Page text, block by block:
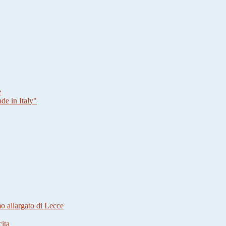
in Italy"
allargato di Lecce